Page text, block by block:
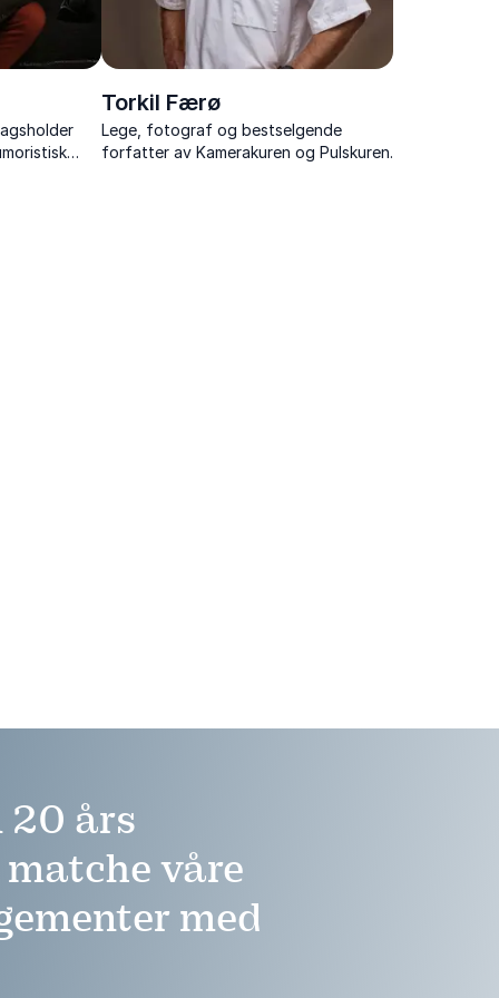
Torkil Færø
Lege, fotograf og bestselgende
forfatter av Kamerakuren og Pulskuren.
20 års
våre
med